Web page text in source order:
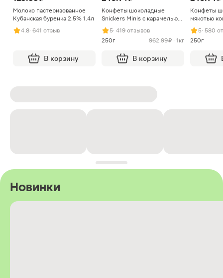
Молоко пастеризованное
Кубанская буренка 2.5% 1.4л
4.8· 641 отзыв
В корзину
Конфеты шоколадные
Snickers Minis с карамелью
арахисом и нугой
5· 419 отзывов
250г
962.99 ₽ · 1кг
В корзину
Конфеты
мякотью
5· 580
250г
Новинки